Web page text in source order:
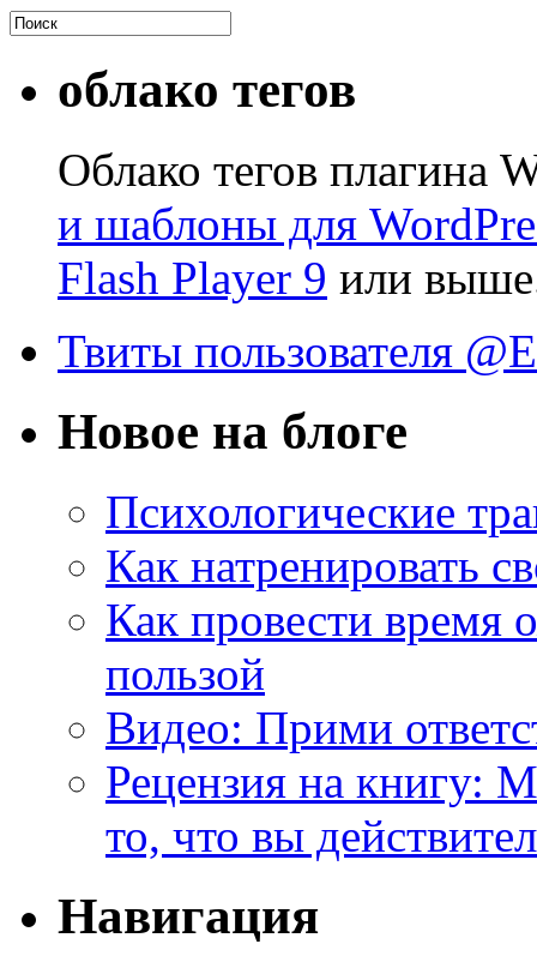
облако тегов
Облако тегов плагина
и шаблоны для
Flash Player 9 или
Твиты пользователя
Новое на блоге
Психологические
Как натренировать
Как провести время
пользой
Видео: Прими
Рецензия на книгу:
то, что вы
Навигация